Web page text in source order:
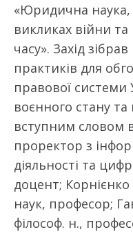
«Юридична наука,
викликах війни
часу». Захід
практиків для
правової системи
воєнного стану
вступним словом
проректор з
діяльності та
доцент;
наук, професор;
філософ. н.,